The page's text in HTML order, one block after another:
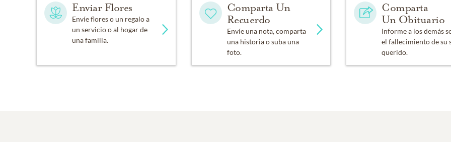
Enviar Flores
Envíe flores o un regalo a
un servicio o al hogar de
una familia.
Comparta Un
Recuerdo
Envíe una nota, comparta
una historia o suba una
foto.
Comparta
Un Obituario
Informe a los demás
el fallecimiento de su
querido.